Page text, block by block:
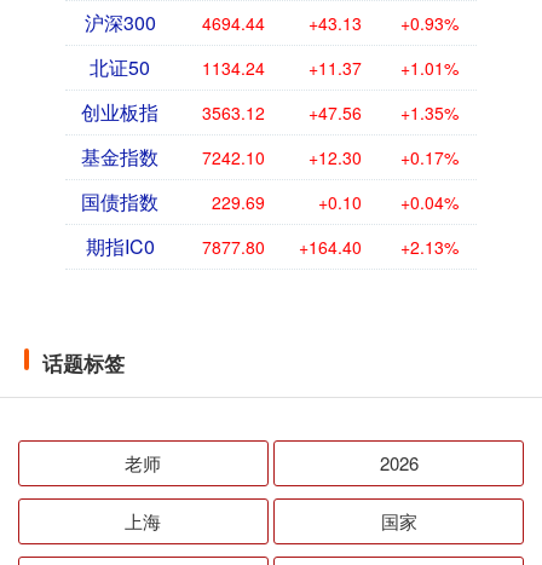
沪深300 4694.44 +43.13 +0.93%
北证50 1134.24 +11.37 +1.01%
创业板指 3563.12 +47.56 +1.35%
基金指数 7242.10 +12.30 +0.17%
国债指数 229.69 +0.10 +0.04%
期指IC0 7877.80 +164.40 +2.13%
话题标签
老师 2026
上海 国家